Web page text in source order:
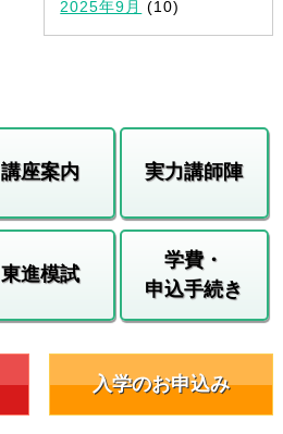
2025年9月 (10)
講座案内 実力講師陣
東進模試
学費・
申込手続き
入学のお申込み